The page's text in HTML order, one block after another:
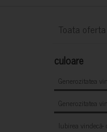
Toata oferta
culoare
Generozitatea
Generozitatea
Iubirea